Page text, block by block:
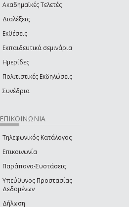
Ακαδημαϊκές Τελετές
Διαλέξεις
Εκθέσεις
Εκπαιδευτικά σεμινάρια
Ημερίδες
Πολιτιστικές Εκδηλώσεις
Συνέδρια
ΕΠΙΚΟΙΝΩΝΙΑ
Τηλεφωνικός Κατάλογος
Επικοινωνία
Παράπονα-Συστάσεις
Υπεύθυνος Προστασίας
Δεδομένων
Δήλωση